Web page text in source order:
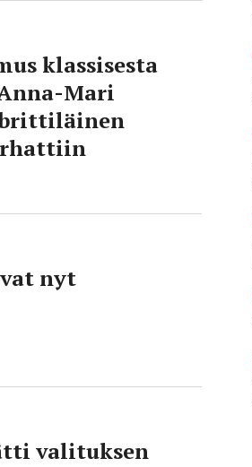
klassisesta
Mari
nyt
valituksen